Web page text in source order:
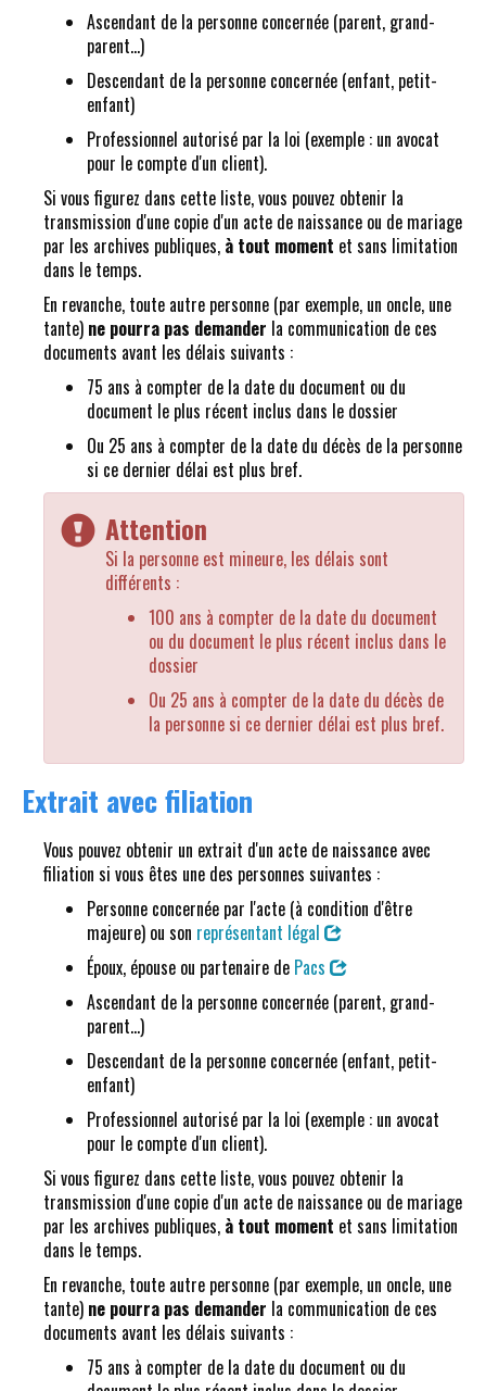
Ascendant de la personne concernée (parent, grand-
parent...)
Descendant de la personne concernée (enfant, petit-
enfant)
Professionnel autorisé par la loi (exemple : un avocat
pour le compte d'un client).
Si vous figurez dans cette liste, vous pouvez obtenir la
transmission d'une copie d'un acte de naissance ou de mariage
par les archives publiques, à tout moment et sans limitation
dans le temps.
En revanche, toute autre personne (par exemple, un oncle, une
tante) ne pourra pas demander la communication de ces
documents avant les délais suivants :
75 ans à compter de la date du document ou du
document le plus récent inclus dans le dossier
Ou 25 ans à compter de la date du décès de la personne
si ce dernier délai est plus bref.
Attention
Si la personne est mineure, les délais sont
différents :
100 ans à compter de la date du document
ou du document le plus récent inclus dans le
dossier
Ou 25 ans à compter de la date du décès de
la personne si ce dernier délai est plus bref.
Extrait avec filiation
Vous pouvez obtenir un extrait d'un acte de naissance avec
filiation si vous êtes une des personnes suivantes :
Personne concernée par l'acte (à condition d'être
majeure) ou son représentant légal
Époux, épouse ou partenaire de Pacs
Ascendant de la personne concernée (parent, grand-
parent...)
Descendant de la personne concernée (enfant, petit-
enfant)
Professionnel autorisé par la loi (exemple : un avocat
pour le compte d'un client).
Si vous figurez dans cette liste, vous pouvez obtenir la
transmission d'une copie d'un acte de naissance ou de mariage
par les archives publiques, à tout moment et sans limitation
dans le temps.
En revanche, toute autre personne (par exemple, un oncle, une
tante) ne pourra pas demander la communication de ces
documents avant les délais suivants :
75 ans à compter de la date du document ou du